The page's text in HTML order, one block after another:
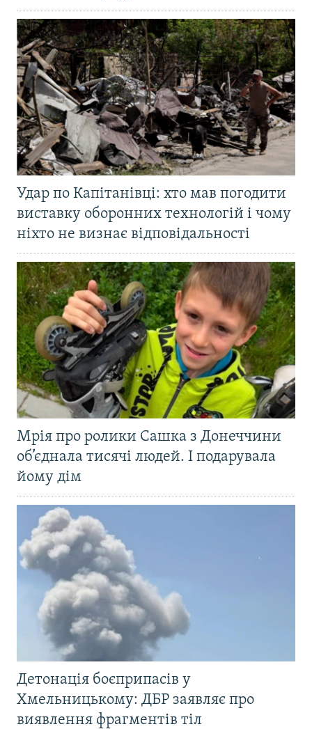
Удар по Капітанівці: хто мав погодити
виставку оборонних технологій і чому
ніхто не визнає відповідальності
Мрія про ролики Сашка з Донеччини
об’єднала тисячі людей. І подарувала
йому дім
Детонація боєприпасів у
Хмельницькому: ДБР заявляє про
виявлення фрагментів тіл